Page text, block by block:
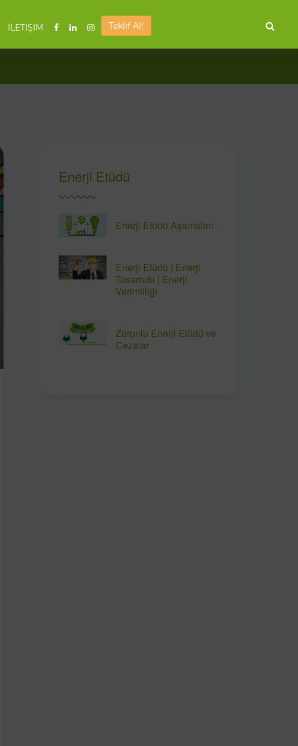
İLETİŞİM Teklif Al!
Enerji Etüdü
Enerji Etüdü Aşamaları
Enerji Etüdü | Enerji
Tasarrufu | Enerji
Verimliliği
Zorunlu Enerji Etüdü ve
Cezalar